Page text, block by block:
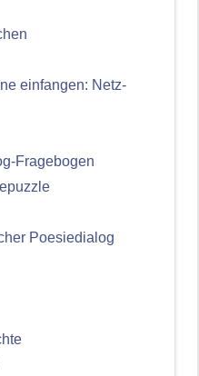
einfangen: Netz-
Fragebogen
Poesiedialog